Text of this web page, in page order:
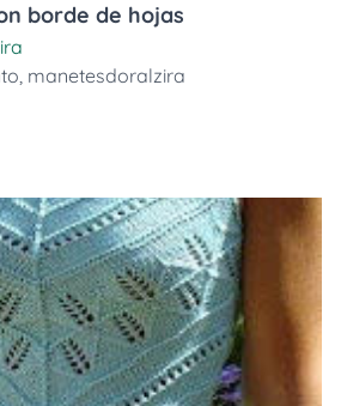
borde de hojas
, manetesdoralzira